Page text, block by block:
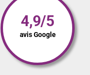
4,9/5
avis Google